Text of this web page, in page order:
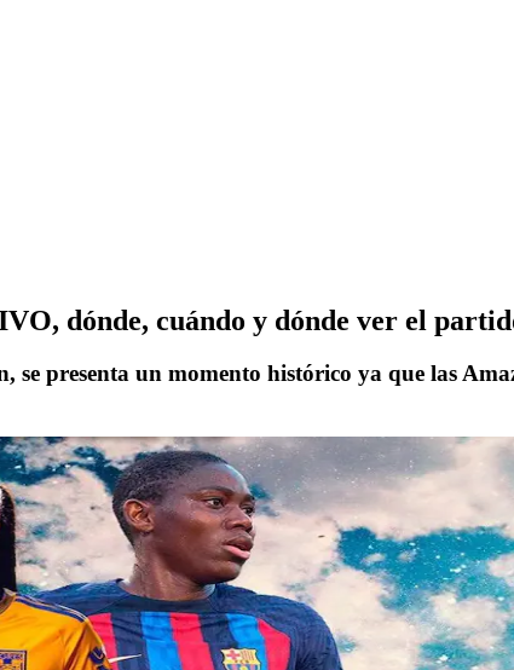
dónde, cuándo y dónde ver el
se presenta un momento histórico ya que las